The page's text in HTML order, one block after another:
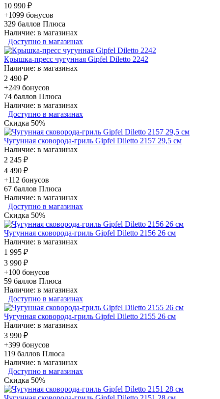
10 990 ₽
+1099 бонусов
329 баллов Плюса
Наличие: в магазинах
Доступно в магазинах
Крышка-пресс чугунная Gipfel Diletto 2242
Наличие: в магазинах
2 490 ₽
+249 бонусов
74 баллов Плюса
Наличие: в магазинах
Доступно в магазинах
Скидка 50%
Чугунная сковорода-гриль Gipfel Diletto 2157 29,5 см
Наличие: в магазинах
2 245 ₽
4 490 ₽
+112 бонусов
67 баллов Плюса
Наличие: в магазинах
Доступно в магазинах
Скидка 50%
Чугунная сковорода-гриль Gipfel Diletto 2156 26 см
Наличие: в магазинах
1 995 ₽
3 990 ₽
+100 бонусов
59 баллов Плюса
Наличие: в магазинах
Доступно в магазинах
Чугунная сковорода-гриль Gipfel Diletto 2155 26 см
Наличие: в магазинах
3 990 ₽
+399 бонусов
119 баллов Плюса
Наличие: в магазинах
Доступно в магазинах
Скидка 50%